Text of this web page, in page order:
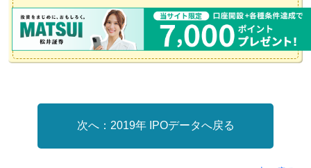
2019年 IPOデータへ戻る